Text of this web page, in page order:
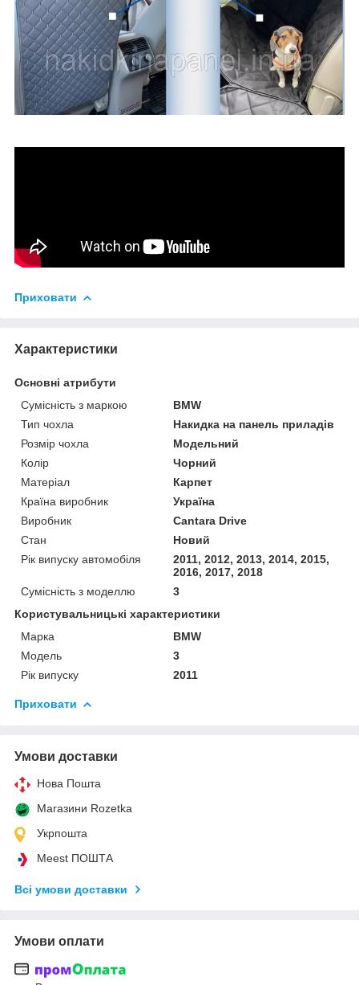
Приховати
Характеристики
Основні атрибути
Сумісність з маркою
BMW
Тип чохла
Накидка на панель приладів
Розмір чохла
Модельний
Колір
Чорний
Матеріал
Карпет
Країна виробник
Україна
Виробник
Cantara Drive
Стан
Новий
Рік випуску автомобіля
2011, 2012, 2013, 2014, 2015,
2016, 2017, 2018
Сумісність з моделлю
3
Користувальницькі характеристики
Марка
BMW
Модель
3
Рік випуску
2011
Приховати
Умови доставки
Нова Пошта
Магазини Rozetka
Укрпошта
Meest ПОШТА
Всі умови доставки
Умови оплати